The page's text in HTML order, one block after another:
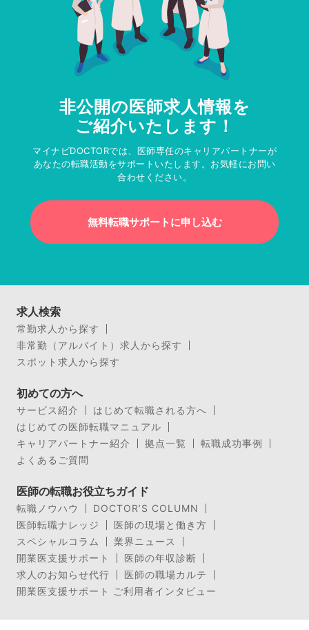
非公開の医師求人情報を
ご紹介いたします！
マイナビDOCTORでは、医師専任のキャリアパートナーが
あなたの転職活動をサポートいたします。お気軽にお問い
合わせください。
無料転職サポートに申し込む
求人検索
常勤求人から探す
非常勤（アルバイト）求人から探す
スポット求人から探す
初めての方へ
サービス紹介
はじめて転職される方へ
はじめての医師転職マニュアル
キャリアパートナー紹介
拠点一覧
転職成功事例
よくあるご質問
医師の転職お役立ちガイド
転職ノウハウ
DOCTOR’S COLUMN
医師転職ナレッジ
医師の現場と働き方
スペシャルコラム
業界ニュース
開業医支援サポート
医師の年収診断
求人のお知らせ代行
医師の職場カルテ
開業医支援サポート ご利用者インタビュー